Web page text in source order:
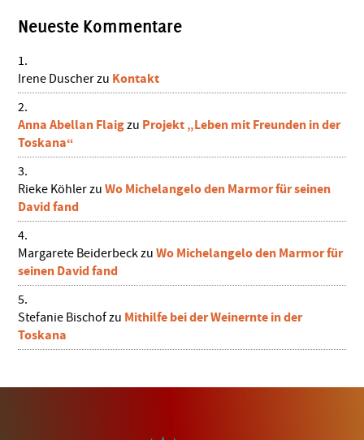
Neueste Kommentare
Irene Duscherzu Kontakt
Anna Abellan Flaigzu Projekt „Leben mit Freunden in der
Toskana“
Rieke KöhlerzuWo Michelangelo den Marmor für seinen
David fand
Margarete BeiderbeckzuWo Michelangelo den Marmor für
seinen David fand
Stefanie Bischofzu Mithilfe bei der Weinernte in der
Toskana